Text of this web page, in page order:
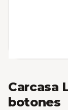
Carcasa
botones